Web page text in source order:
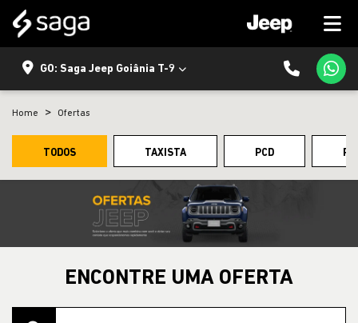
GO: Saga Jeep Goiânia T-9
Home Ofertas
TODOS TAXISTA PCD
ENCONTRE UMA OFERTA